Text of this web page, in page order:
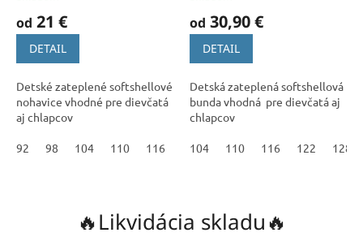
od 21 €
DETAIL
Detské zateplené softshellové
nohavice vhodné pre dievčatá
aj chlapcov
92 98 104 110 116 122 128 134 140 146
od 30,90 €
DETAIL
Detská zateplená softshellová
bunda vhodná pre dievčatá aj
chlapcov
104 110 116 122 128
🔥Likvidácia skladu🔥